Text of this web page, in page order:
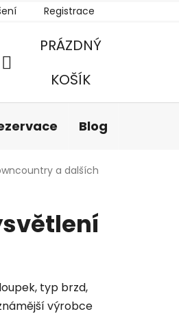
Registrace
NÁKUPNÍ
PRÁZDNÝ
KOŠÍK
Blog
a dalších
typ brzd,
výrobce